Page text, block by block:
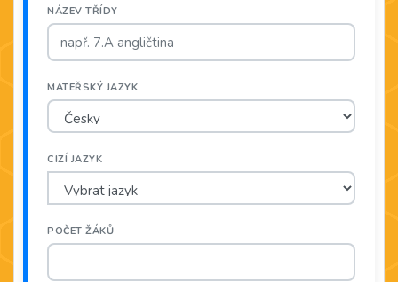
NÁZEV TŘÍDY
MATEŘSKÝ JAZYK
CIZÍ JAZYK
POČET ŽÁKŮ